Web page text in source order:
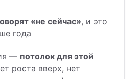
«не сейчас», и это
года
— потолок для этой
роста вверх, нет